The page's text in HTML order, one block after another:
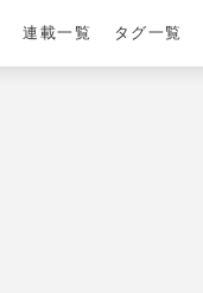
連載一覧 タグ一覧